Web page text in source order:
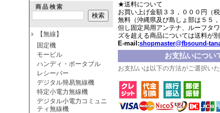
商品検索
【無線】
固定機
モービル
ハンディ・ポータブル
レシーバー
デジタル簡易無線機
特定小電力無線機
デジタル小電力コミュニ
ティ無線機
★送料について
お買い上げ金額３３，０００円（
無料（沖縄県及び島しょ部は５５
但し固定局用アンテナ、ルーフタ
ズを超える商品については送料が
E-mail:shopmaster@fbsound-
お支払いについ
お支払いは以下の方法がご選択い